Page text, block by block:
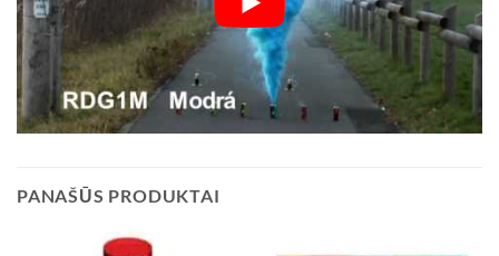
PANAŠŪS PRODUKTAI